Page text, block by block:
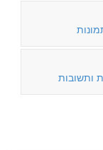
ותשובות